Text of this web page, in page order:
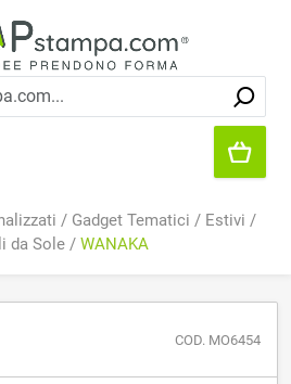
/ Gadget Tematici / Estivi /
da Sole/ WANAKA
COD. MO6454